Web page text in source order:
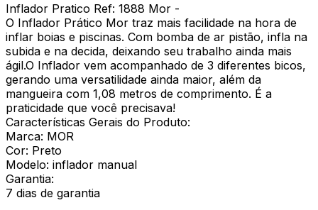
Inflador Pratico Ref: 1888 Mor -
O Inflador Prático Mor traz mais facilidade na hora de
inflar boias e piscinas. Com bomba de ar pistão, infla na
subida e na decida, deixando seu trabalho ainda mais
ágil.O Inflador vem acompanhado de 3 diferentes bicos,
gerando uma versatilidade ainda maior, além da
mangueira com 1,08 metros de comprimento. É a
praticidade que você precisava!
Características Gerais do Produto:
Marca: MOR
Cor: Preto
Modelo: inflador manual
Garantia:
7 dias de garantia